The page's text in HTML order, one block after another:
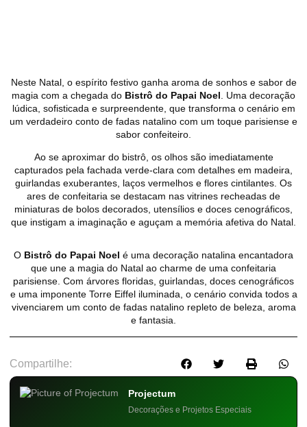
Neste Natal, o espírito festivo ganha aroma de sonhos e sabor de
magia com a chegada do Bistrô do Papai Noel . Uma decoração
lúdica, sofisticada e surpreendente, que transforma o cenário em
um verdadeiro conto de fadas natalino com um toque parisiense e
sabor confeiteiro.
Ao se aproximar do bistrô, os olhos são imediatamente
capturados pela fachada verde-clara com detalhes em madeira,
guirlandas exuberantes, laços vermelhos e flores cintilantes. Os
ares de confeitaria se destacam nas vitrines recheadas de
miniaturas de bolos decorados, utensílios e doces cenográficos,
que instigam a imaginação e aguçam a memória afetiva do Natal.
O Bistrô do Papai Noel é uma decoração natalina encantadora
que une a magia do Natal ao charme de uma confeitaria
parisiense. Com árvores floridas, guirlandas, doces cenográficos
e uma imponente Torre Eiffel iluminada, o cenário convida todos a
vivenciarem um conto de fadas natalino repleto de beleza, aroma
e fantasia.
Compartilhe:
Projectum
Decorações e Projetos Especiais